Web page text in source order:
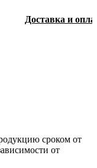
Доставка и
сроком от
от